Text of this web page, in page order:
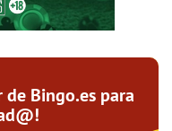
Bingo.es para